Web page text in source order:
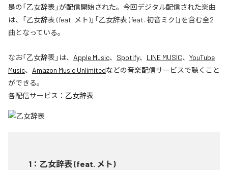
是の「乙女辞表」が配信開始された。今回デジタル配信された楽曲
は、「乙女辞表 (feat. メト)」「乙女辞表 (feat. 初音ミク)」を含む全2
曲となっている。
なお「乙女辞表 」は、 Apple Music、 Spotify、 LINE MUSIC、 YouTube
Music、 Amazon Music Unlimitedなどの音楽配信サービスで聴くこと
ができる。
各配信サービス： 乙女辞表
1 ： 乙女辞表 (feat. メト)